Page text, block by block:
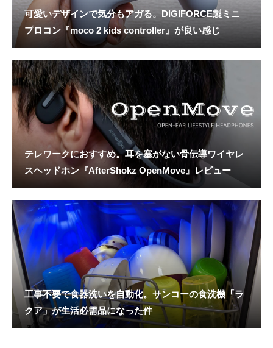
可愛いデザインで気分もアガる。DIGIFORCE製ミニ
プロコン『moco 2 kids controller』が良い感じ
テレワークにおすすめ。耳を塞がない骨伝導ワイヤレ
スヘッドホン『AfterShokz OpenMove』レビュー
工事不要で食器洗いを自動化。サンコーの食洗機「ラ
クア」が生活必需品になった件